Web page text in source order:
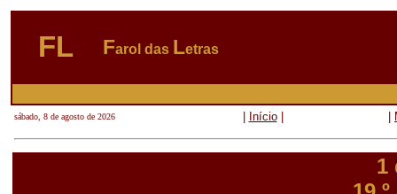
FL Farol das Letras
sábado, 8 de agosto de 2026 Início|
1